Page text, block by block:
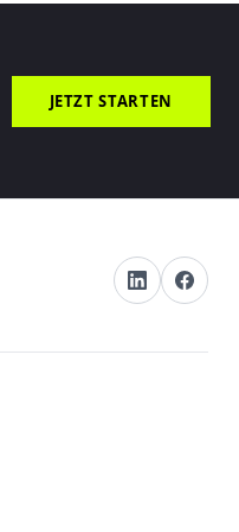
JETZT STARTEN